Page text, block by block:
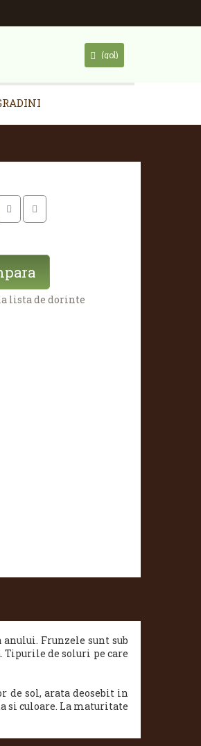
(gol)
lista de dorinte
Frunzele sunt sub
Tipurile de soluri pe care
de sol, arata deosebit in
si culoare. La maturitate